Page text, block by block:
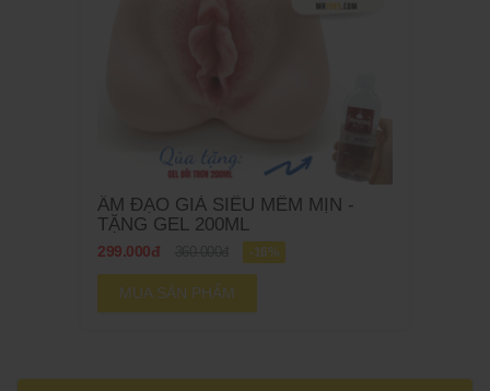
ÂM ĐẠO GIẢ SIÊU MỀM MỊN -
TẶNG GEL 200ML
299.000đ -16%
MUA SẢN PHẨM